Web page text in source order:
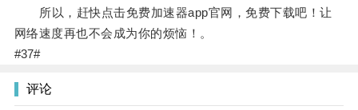
所以，赶快点击免费加速器app官网，免费下载吧！让
网络速度再也不会成为你的烦恼！。
#37#
评论